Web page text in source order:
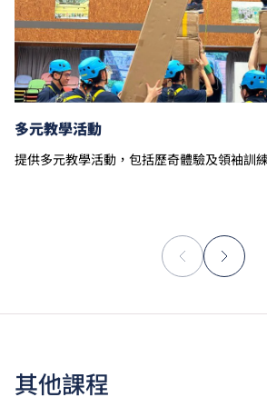
多元教學活動
提供多元教學活動，包括歷奇體驗及領袖訓
其他課程